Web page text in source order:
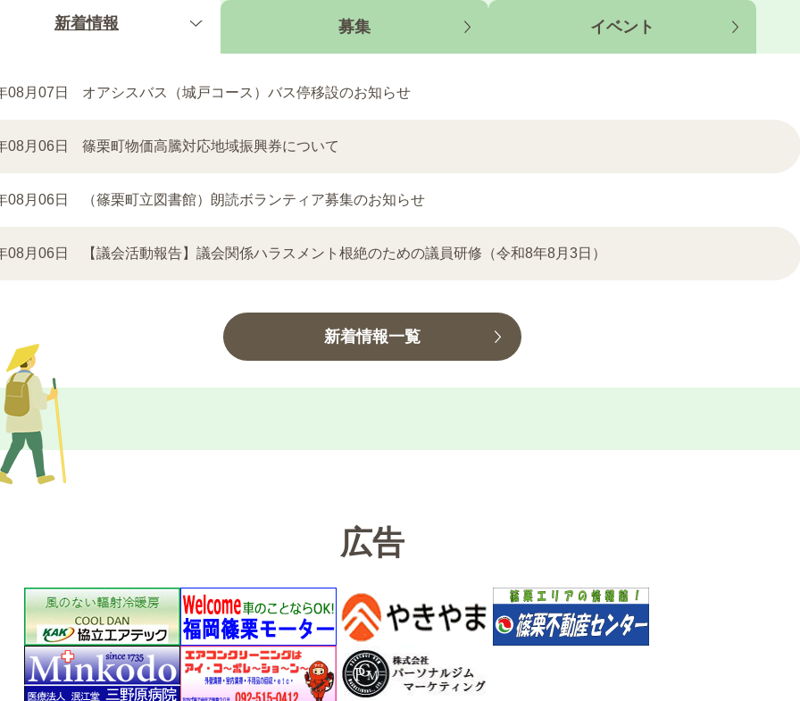
新着情報 募集 イベント
08月07日 オアシスバス（城戸コース）バス停移設のお知らせ
08月06日 篠栗町物価高騰対応地域振興券について
08月06日 （篠栗町立図書館）朗読ボランティア募集のお知らせ
08月06日 【議会活動報告】議会関係ハラスメント根絶のための議員研修（令和8年8月3日）
08月03日 地域おこし協力隊員の紹介(令和8年度)
08月03日
08月03日
新着情報一覧
広告